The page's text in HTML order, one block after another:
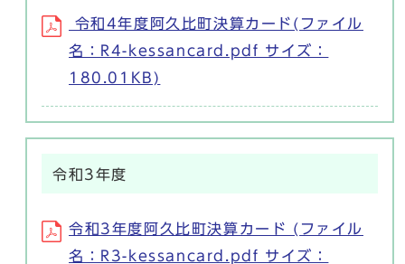
令和4年度阿久比町決算カード(ファイル
名：R4-kessancard.pdf サイズ：
180.01KB)
令和3年度
令和3年度阿久比町決算カード (ファイル
名：R3-kessancard.pdf サイズ：